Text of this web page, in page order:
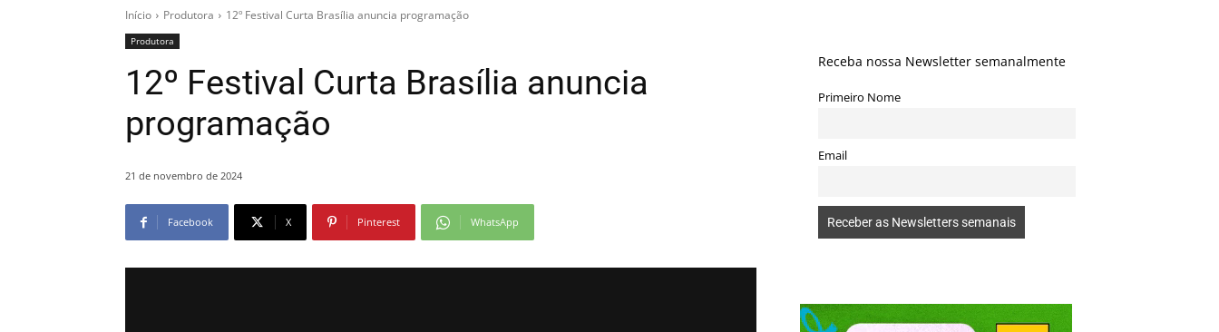
Início Produtora 12º Festival Curta Brasília anuncia programação
Produtora
12º Festival Curta Brasília anuncia
programação
21 de novembro de 2024
Facebook X Pinterest WhatsApp
Receba nossa Newsletter semanalmente
Primeiro Nome
Email